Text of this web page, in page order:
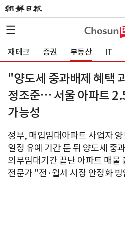
재테크 증권 부동산 IT
"양도세 중과배제 혜택
정조준… 서울 아파트
가능성
정부, 매입임대아파트 사업자
일정 유예 기간 둔 뒤 양도세 중
의무임대기간 끝난 아파트 매물
전문가 "전·월세 시장 안정화